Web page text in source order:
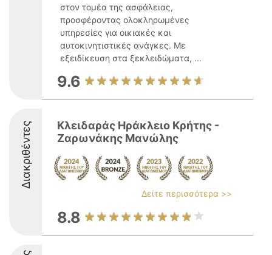
στον τομέα της ασφάλειας,
προσφέροντας ολοκληρωμένες
υπηρεσίες για οικιακές και
αυτοκινητιστικές ανάγκες. Με
εξειδίκευση στα ξεκλειδώματα, ...
9.6
Διακριθέντες
Κλειδαράς Ηράκλειο Κρήτης -
Ζαρωνάκης Μανώλης
Δείτε περισσότερα >>
8.8